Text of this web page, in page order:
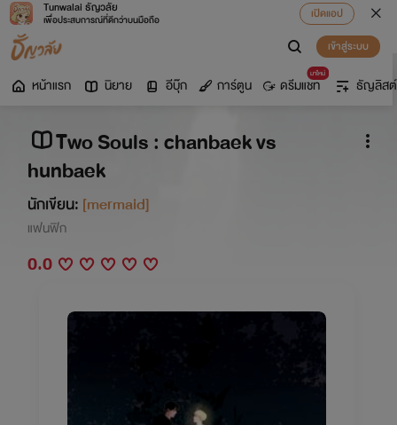
Tunwalai ธัญวลัย
เพื่อประสบการณ์ที่ดีกว่าบนมือถือ
เปิดแอป
เข้าสู่ระบบ
หน้าแรก นิยาย อีบุ๊ก การ์ตูน
มาใหม่
ดรีมแชท ธัญลิสต์
Two Souls : chanbaek vs
hunbaek
นักเขียน: [mermaid]
แฟนฟิก
0.0